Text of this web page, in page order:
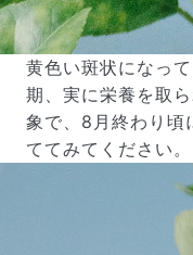
黄色い斑状になっ
期、実に栄養を取
象で、8月終わり頃
ててみてください。